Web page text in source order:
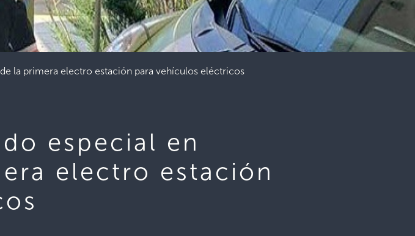
la primera electro estación para vehículos eléctricos
especial en
electro estación